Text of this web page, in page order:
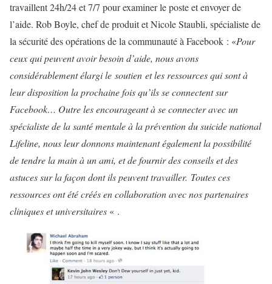
travaillent 24h/24 et 7/7 pour examiner le poste et envoyer de
l’aide. Rob Boyle, chef de produit et Nicole Staubli, spécialiste de
la sécurité des opérations de la communauté à Facebook : «Pour
ceux qui peuvent avoir besoin d’aide, nous avons
considérablement élargi le soutien et les ressources qui sont à
leur disposition la prochaine fois qu’ils se connectent sur
Facebook… Outre les encourageant à se connecter avec un
spécialiste de la santé mentale à la prévention du suicide national
Lifeline, nous leur donnons maintenant également la possibilité
de tendre la main à un ami, et de fournir des conseils et des
astuces sur la façon dont ils peuvent travailler. Toutes ces
ressources ont été créés en collaboration avec nos partenaires
cliniques et universitaires « .